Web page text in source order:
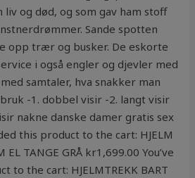
liv og død, og som gav ham stoff
Sande spotten
opp trær og busker. De eskorte
i også engler og djevler med
samtaler, hva snakker man
-1. dobbel visir -2. langt visir
nakne danske damer gratis sex
this product to the cart: HJELM
EL TANGE GRÅ kr1,699.00 You’ve
to the cart: HJELMTREKK BART